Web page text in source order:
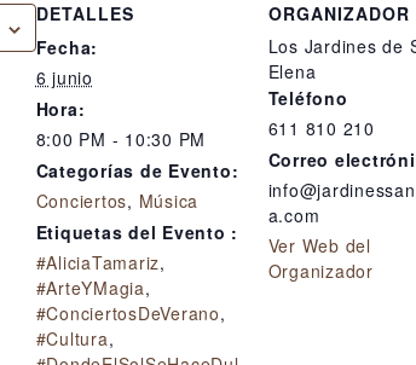
DETALLES
Fecha:
6 junio
Hora:
8:00 PM - 10:30 PM
Categorías de Evento:
Conciertos, Música
Etiquetas del Evento :
#AliciaTamariz,
#ArteYMagia,
#ConciertosDeVerano,
#Cultura,
ORGANIZADOR
Los Jardines de
Elena
Teléfono
611 810 210
Correo
a.com
Ver Web del
Organizador